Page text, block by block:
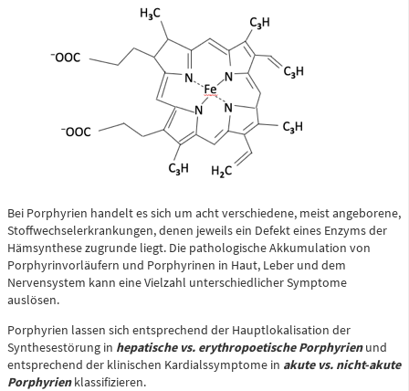
Für alle dringenden und lebensbedrohlichen medizinischen
Notfälle (Flemmingstraße 2)
Notfall-Cardio-Hotline
(0 bis 24 Uhr)
Für kardiologische Notfälle (zum Beispiel Herzinfarkt)
Bei Porphyrien handelt es sich um acht verschiedene, meist angeborene,
Stoffwechselerkrankungen, denen jeweils ein Defekt eines Enzyms der
Hämsynthese zugrunde liegt. Die pathologische Akkumulation von
Porphyrinvorläufern und Porphyrinen in Haut, Leber und dem
Nervensystem kann eine Vielzahl unterschiedlicher Symptome
auslösen.
Porphyrien lassen sich entsprechend der Hauptlokalisation der
Synthesestörung in hepatische vs. erythropoetische Porphyrienund
entsprechend der klinischen Kardialssymptome in akute vs. nicht-akute
Porphyrienklassifizieren.